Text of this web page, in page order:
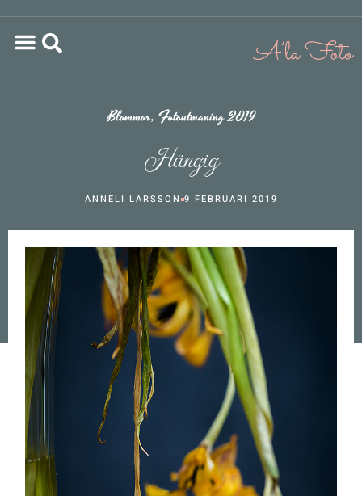
Blommor, Fotoutmaning 2019
Hängig
ANNELI LARSSON 9 FEBRUARI 2019